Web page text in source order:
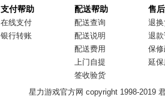
支付帮助
在线支付
银行转账
配送帮助
配送查询
配送说明
配送费用
上门自提
签收验货
售
退
退
保
延
星力游戏官方网 copyright 1998-2019